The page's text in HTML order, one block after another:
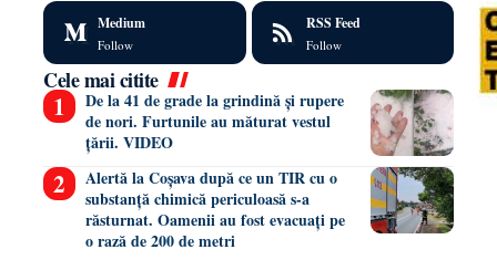
Medium
Follow
RSS Feed
Follow
Cele mai citite
De la 41 de grade la grindină și rupere
de nori. Furtunile au măturat vestul
țării. VIDEO
Alertă la Coșava după ce un TIR cu o
substanță chimică periculoasă s-a
răsturnat. Oamenii au fost evacuați pe
o rază de 200 de metri